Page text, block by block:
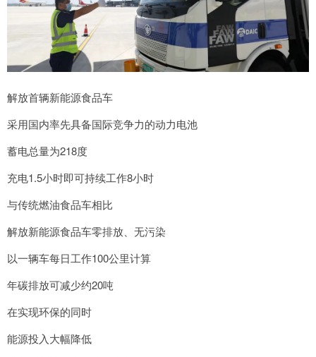
解放首辆新能源食品车
采用国内率先具备国际竞争力的动力电池
蓄电总量为218度
充电1.5小时即可持续工作8小时
与传统燃油食品车相比
解放新能源食品车零排放、无污染
以一辆车每日工作100公里计算
年碳排放可减少约20吨
在实现环保的同时
能源投入大幅降低